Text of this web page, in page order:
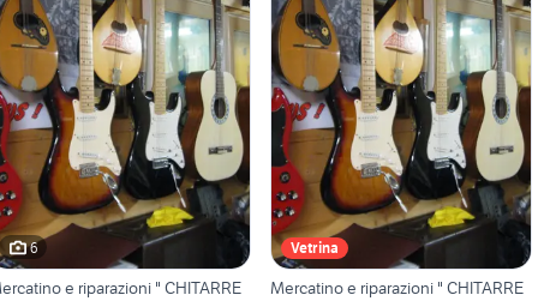
6
e riparazioni " CHITARRE
Vetrina
Mercatino e riparazioni " CHITARRE